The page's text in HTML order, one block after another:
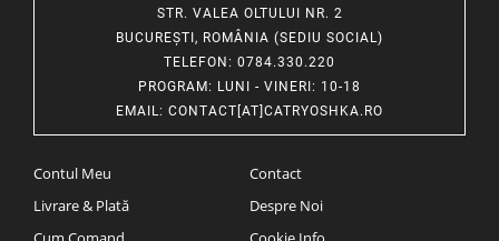
STR. VALEA OLTULUI NR. 2
BUCUREȘTI, ROMÂNIA (SEDIU SOCIAL)
TELEFON : 0784.330.220
PROGRAM: LUNI - VINERI: 10-18
EMAIL: CONTACT[AT]CATRYOSHKA.RO
Contul Meu
Livrare & Plată
Contact
Despre Noi